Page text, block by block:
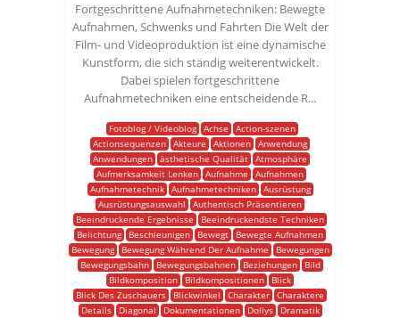
Fortgeschrittene Aufnahmetechniken: Bewegte
Aufnahmen, Schwenks und Fahrten Die Welt der
Film- und Videoproduktion ist eine dynamische
Kunstform, die sich ständig weiterentwickelt.
Dabei spielen fortgeschrittene
Aufnahmetechniken eine entscheidende R...
Fotoblog / Videoblog Achse
Action-szenen
Actionsequenzen Akteure Aktionen Anwendung
Anwendungen ästhetische Qualität Atmosphäre
Aufmerksamkeit Lenken Aufnahme
Aufnahmen
Aufnahmetechnik
Aufnahmetechniken
Ausrüstung
Ausrüstungsauswahl
Authentisch Präsentieren
Beeindruckende Ergebnisse
Beeindruckendste Techniken
Belichtung
Beschleunigen Bewegt
Bewegte Aufnahmen
Bewegung
Bewegung Während Der Aufnahme
Bewegungen
Bewegungsbahn
Bewegungsbahnen Beziehungen
Bild
Bildkomposition
Bildkompositionen
Blick
Blick Des Zuschauers
Blickwinkel Charakter Charaktere
Details
Diagonal Dokumentationen Dollys
Dramatik